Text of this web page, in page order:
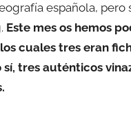
española, pero
Este mes os hemos
cuales tres eran
tres auténticos